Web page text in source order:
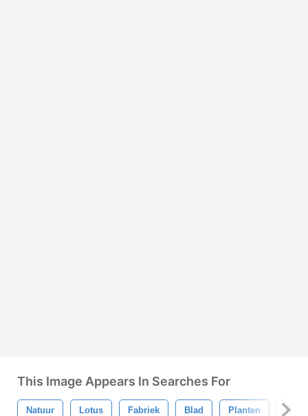
This Image Appears In Searches For
Natuur Lotus Fabriek Blad Planten